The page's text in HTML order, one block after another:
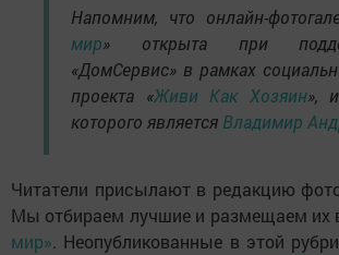
Напомним, что онлайн-
мир» открыта при
«ДомСервис» в рамках
проекта «Живи Как Хозяин»,
которого является Владимир
Читатели присылают в редакцию
Мы отбираем лучшие и размещаем их
мир». Неопубликованные в этой